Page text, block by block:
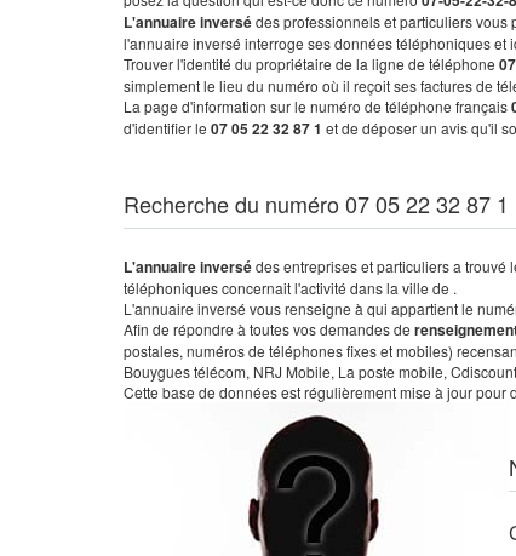
L'annuaire inversédes professionnels et particuliers vous
l'annuaire inversé interroge ses données téléphoniques et
Trouver l'identité du propriétaire de la ligne de téléphone
simplement le lieu du numéro où il reçoit ses factures de
La page d'information sur le numéro de téléphone français
d'identifier le 07 05 22 32 87 1 et de déposer un avis qu'il
Recherche du numéro 07 05 22 32 87 1
L'annuaire inversédes entreprises et particuliers a trouvé
téléphoniques concernait l'activité dans la ville de .
L'annuaire inversé vous renseigne à qui appartient le
Afin de répondre à toutes vos demandes de
postales, numéros de téléphones fixes et mobiles)
Bouygues télécom, NRJ Mobile, La poste mobile,
Cette base de données est régulièrement mise à jour